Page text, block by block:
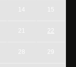
14 15
21 22
28 29